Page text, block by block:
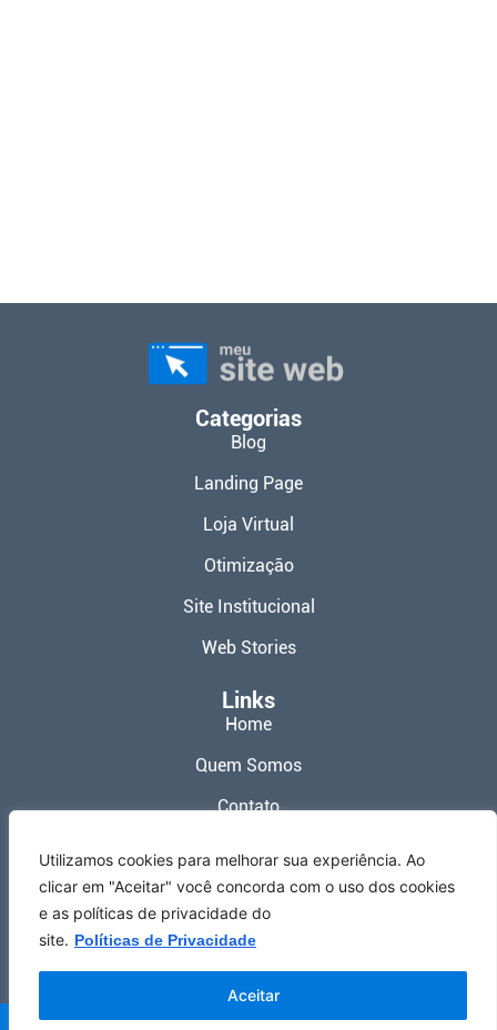
Utilizamos cookies para melhorar sua experiência. Ao
clicar em "Aceitar" você concorda com o uso dos cookies
e as políticas de privacidade do
site. Políticas de Privacidade
Aceitar
Categorias
Blog
Landing Page
Loja Virtual
Otimização
Site Institucional
Web Stories
Links
Home
Quem Somos
Contato
Termos de Uso
Redes Sociais
Meu Site Web ® 2026 – Todos os Direitos Reservados.